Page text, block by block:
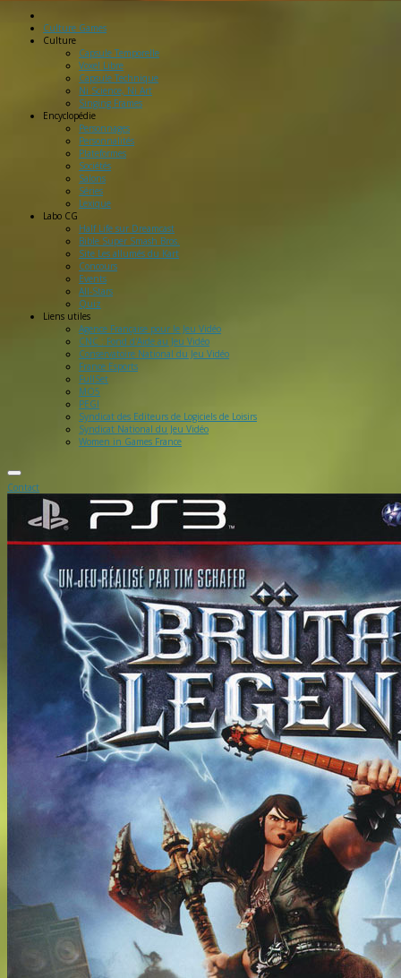
Culture Games
Culture
Capsule Temporelle
Voxel Libre
Capsule Technique
Ni Science, Ni Art
Singing Frames
Encyclopédie
Personnages
Personnalités
Plateformes
Sociétés
Salons
Séries
Lexique
Labo CG
Half Life sur Dreamcast
Bible Super Smash Bros.
Site Les allumés du Kart
Concours
Events
All-Stars
Quiz
Liens utiles
Agence Française pour le Jeu Vidéo
CNC : Fond d'Aide au Jeu Vidéo
Conservatoire National du Jeu Vidéo
France Esports
FullSet
MO5
PEGI
Syndicat des Editeurs de Logiciels de Loisirs
Syndicat National du Jeu Vidéo
Women in Games France
Contact